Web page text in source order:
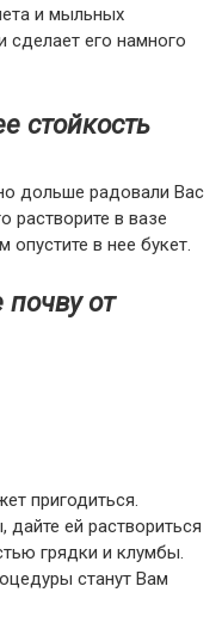
и мыльных
сделает его намного
стойкость
дольше радовали Вас
растворите в вазе
опустите в нее букет.
от
пригодиться.
дайте ей раствориться
грядки и клумбы.
станут Вам